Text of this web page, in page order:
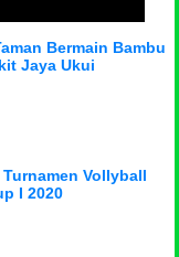
Bermain Bambu
Jaya Ukui
Vollyball
I 2020